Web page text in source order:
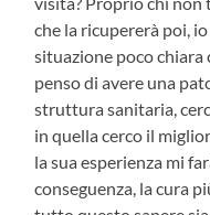
che la ricupererà poi,
situazione poco chiara
penso di avere una
struttura sanitaria,
in quella cerco il
la sua esperienza mi
conseguenza, la cura